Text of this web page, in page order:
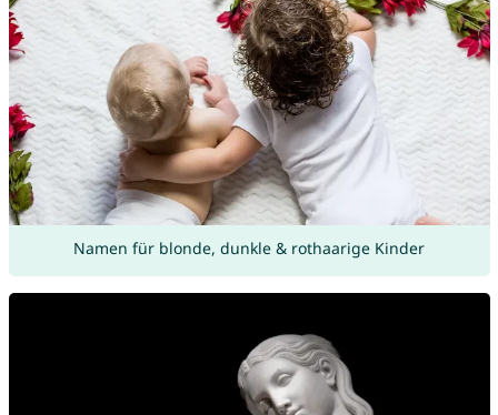
Namen für blonde, dunkle & rothaarige Kinder